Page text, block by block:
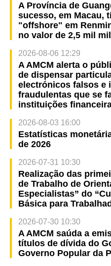
A Província de
sucesso, em Macau,
"offshore" em
no valor de 2,5 mil
2026-08-06 12:29
A AMCM alerta o
de dispensar
electrónicos falsos e
fraudulentas que se
instituições
2026-08-03 16:00
Estatísticas
de 2026
2026-07-31 10:30
Realização das
de Trabalho de
Especialistas” do
Básica para
2026-07-30 10:30
A AMCM saúda a
títulos de dívida do
Governo Popular da